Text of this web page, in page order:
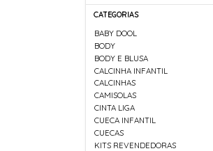
CATEGORIAS
BABY DOOL
BODY
BODY E BLUSA
CALCINHA INFANTIL
CALCINHAS
CAMISOLAS
CINTA LIGA
CUECA INFANTIL
CUECAS
KITS REVENDEDORAS